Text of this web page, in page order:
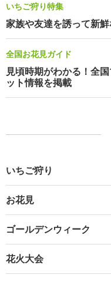
いちご狩り特集
家族や友達を誘って新
全国お花見ガイド
見頃時期がわかる！全
ット情報を掲載
いちご狩り
お花見
ゴールデンウィーク
花火大会